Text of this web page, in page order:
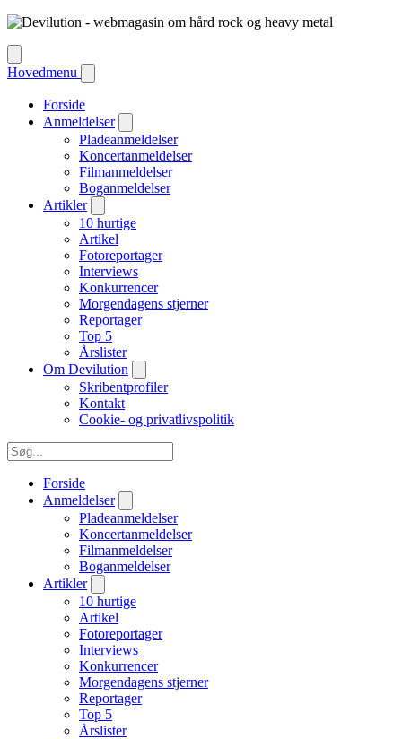
Hovedmenu
Forside
Anmeldelser
Pladeanmeldelser
Koncertanmeldelser
Filmanmeldelser
Boganmeldelser
Artikler
10 hurtige
Artikel
Fotoreportager
Interviews
Konkurrencer
Morgendagens stjerner
Reportager
Top 5
Årslister
Om Devilution
Skribentprofiler
Kontakt
Cookie- og privatlivspolitik
Forside
Anmeldelser
Pladeanmeldelser
Koncertanmeldelser
Filmanmeldelser
Boganmeldelser
Artikler
10 hurtige
Artikel
Fotoreportager
Interviews
Konkurrencer
Morgendagens stjerner
Reportager
Top 5
Årslister